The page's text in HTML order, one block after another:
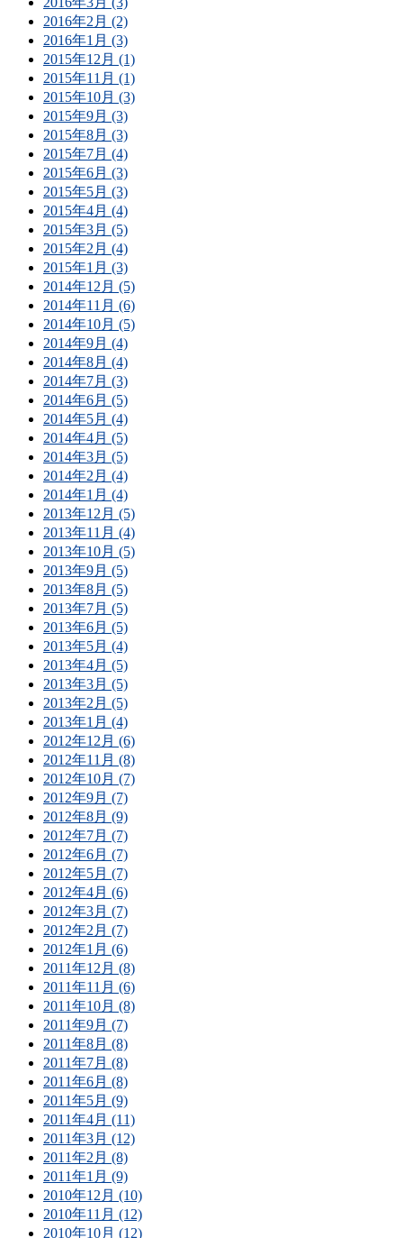
2016年2月 (2)
2016年1月 (3)
2015年12月 (1)
2015年11月 (1)
2015年10月 (3)
2015年9月 (3)
2015年8月 (3)
2015年7月 (4)
2015年6月 (3)
2015年5月 (3)
2015年4月 (4)
2015年3月 (5)
2015年2月 (4)
2015年1月 (3)
2014年12月 (5)
2014年11月 (6)
2014年10月 (5)
2014年9月 (4)
2014年8月 (4)
2014年7月 (3)
2014年6月 (5)
2014年5月 (4)
2014年4月 (5)
2014年3月 (5)
2014年2月 (4)
2014年1月 (4)
2013年12月 (5)
2013年11月 (4)
2013年10月 (5)
2013年9月 (5)
2013年8月 (5)
2013年7月 (5)
2013年6月 (5)
2013年5月 (4)
2013年4月 (5)
2013年3月 (5)
2013年2月 (5)
2013年1月 (4)
2012年12月 (6)
2012年11月 (8)
2012年10月 (7)
2012年9月 (7)
2012年8月 (9)
2012年7月 (7)
2012年6月 (7)
2012年5月 (7)
2012年4月 (6)
2012年3月 (7)
2012年2月 (7)
2012年1月 (6)
2011年12月 (8)
2011年11月 (6)
2011年10月 (8)
2011年9月 (7)
2011年8月 (8)
2011年7月 (8)
2011年6月 (8)
2011年5月 (9)
2011年4月 (11)
2011年3月 (12)
2011年2月 (8)
2011年1月 (9)
2010年12月 (10)
2010年11月 (12)
2010年10月 (12)